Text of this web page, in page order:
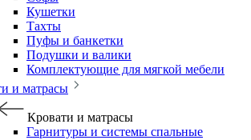
Кушетки
Тахты
Пуфы и банкетки
Подушки и валики
Комплектующие для мягкой мебели
и матрасы
Кровати и матрасы
Гарнитуры и системы спальные